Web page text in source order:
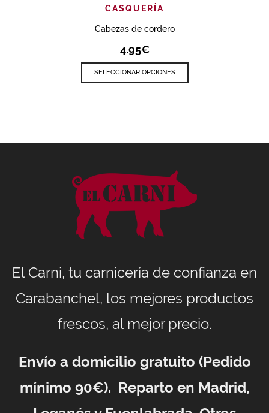
CASQUERÍA
Cabezas de cordero
4.95€
SELECCIONAR OPCIONES
El Carni, tu carnicería de confianza en
Carabanchel, los mejores productos
frescos, al mejor precio.
Envío a domicilio gratuito (Pedido
mínimo 90€). Reparto en Madrid,